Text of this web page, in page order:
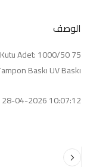
الوصف
75 x 23 mm Baskı Alanı: 42 x 16 mm Koli/Kutu Adet: 1000/50
Baskı UV Baskı
28-04-2026 10:07:12